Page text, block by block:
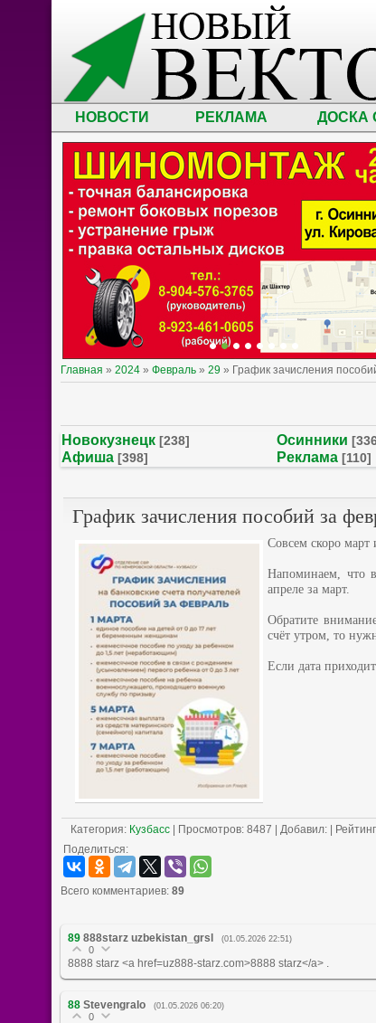
НОВОСТИ РЕКЛАМА ДОСКА
Главная » 2024 » Февраль » 29 » График зачисления
Новокузнецк [238] Осинники
Афиша [398] Реклама [110]
График зачисления пособий за
Совсем скоро март
Напоминаем, что
апреле за март.
Обратите
счёт утром, то
Если дата
Категория: Кузбасс Просмотров: 8487 | Добавил: Рейтинг
Поделиться:
Всего комментариев: 89
89 888starz uzbekistan_grsl (01.05.2026 22:51)
0
8888 starz <a href=uz888-starz.com>8888 starz</a> .
88 Stevengralo (01.05.2026 06:20)
0